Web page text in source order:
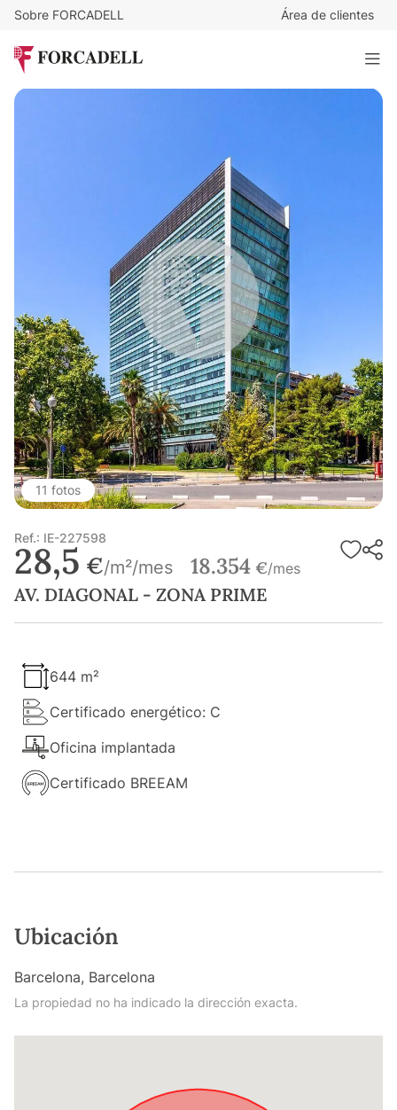
Sobre FORCADELL Área de clientes
AV. DIAGONAL - ZONA PRIME
644 m²
11 fotos
Ref.: IE-227598
28,5 €/m²/mes 18.354 €/mes
AV. DIAGONAL - ZONA PRIME
644 m²
Certificado energético: C
Oficina implantada
Certificado BREEAM
Ubicación
Barcelona, Barcelona
La propiedad no ha indicado la dirección exacta.